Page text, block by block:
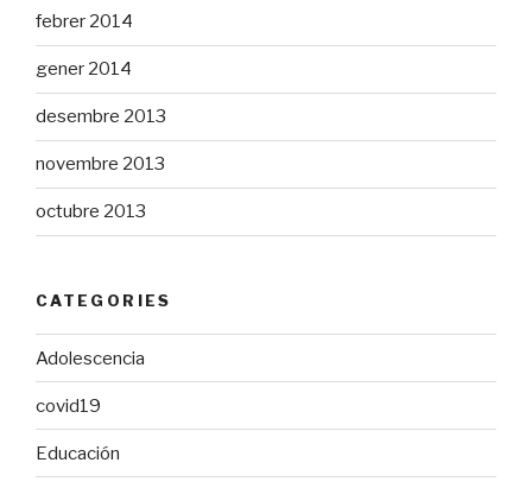
febrer 2014
gener 2014
desembre 2013
novembre 2013
octubre 2013
CATEGORIES
Adolescencia
covid19
Educación